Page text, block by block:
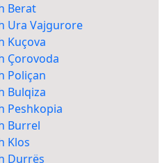
Berat
Ura Vajgurore
Kuçova
Çorovoda
Poliçan
Bulqiza
Peshkopia
Burrel
Klos
Durrës